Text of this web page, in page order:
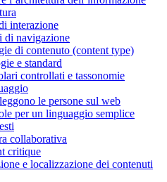
interazione
di navigazione
di contenuto (content type)
e standard
controllati e tassonomie
le persone sul web
per un linguaggio semplice
collaborativa
critique
e localizzazione dei contenuti